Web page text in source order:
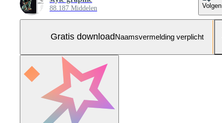
88.187 Middelen Volgen
Gratis downloadNaamsvermelding verplicht